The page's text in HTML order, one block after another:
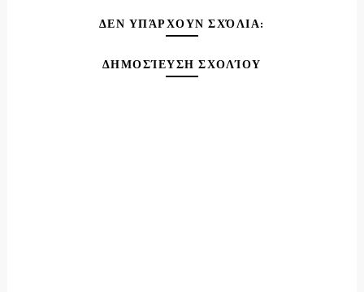
ΔΕΝ ΥΠΆΡΧΟΥΝ ΣΧΌΛΙΑ:
ΔΗΜΟΣΊΕΥΣΗ ΣΧΟΛΊΟΥ